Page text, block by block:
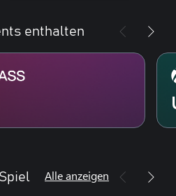
enthalten
Alle anzeigen